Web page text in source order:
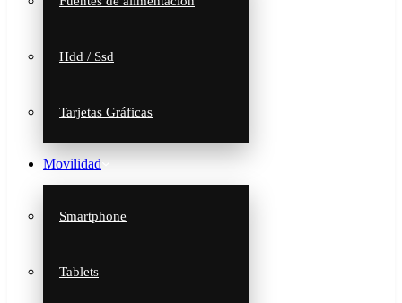
Hdd / Ssd
Tarjetas Gráficas
Movilidad
Smartphone
Tablets